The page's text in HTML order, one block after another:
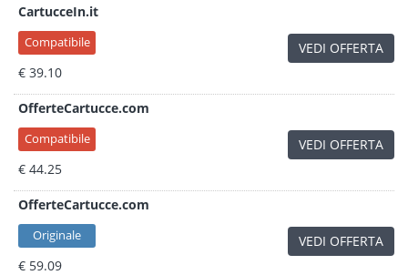
CartucceIn.it
Compatibile
€ 39.10
VEDI OFFERTA
OfferteCartucce.com
Compatibile
€ 44.25
VEDI OFFERTA
OfferteCartucce.com
Originale
€ 59.09
VEDI OFFERTA